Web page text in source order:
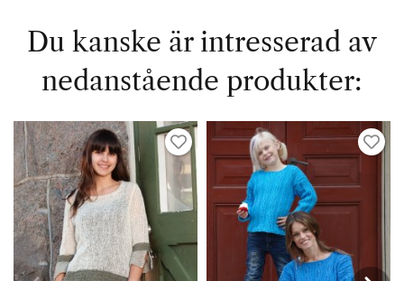
Du kanske är intresserad av
nedanstående produkter: